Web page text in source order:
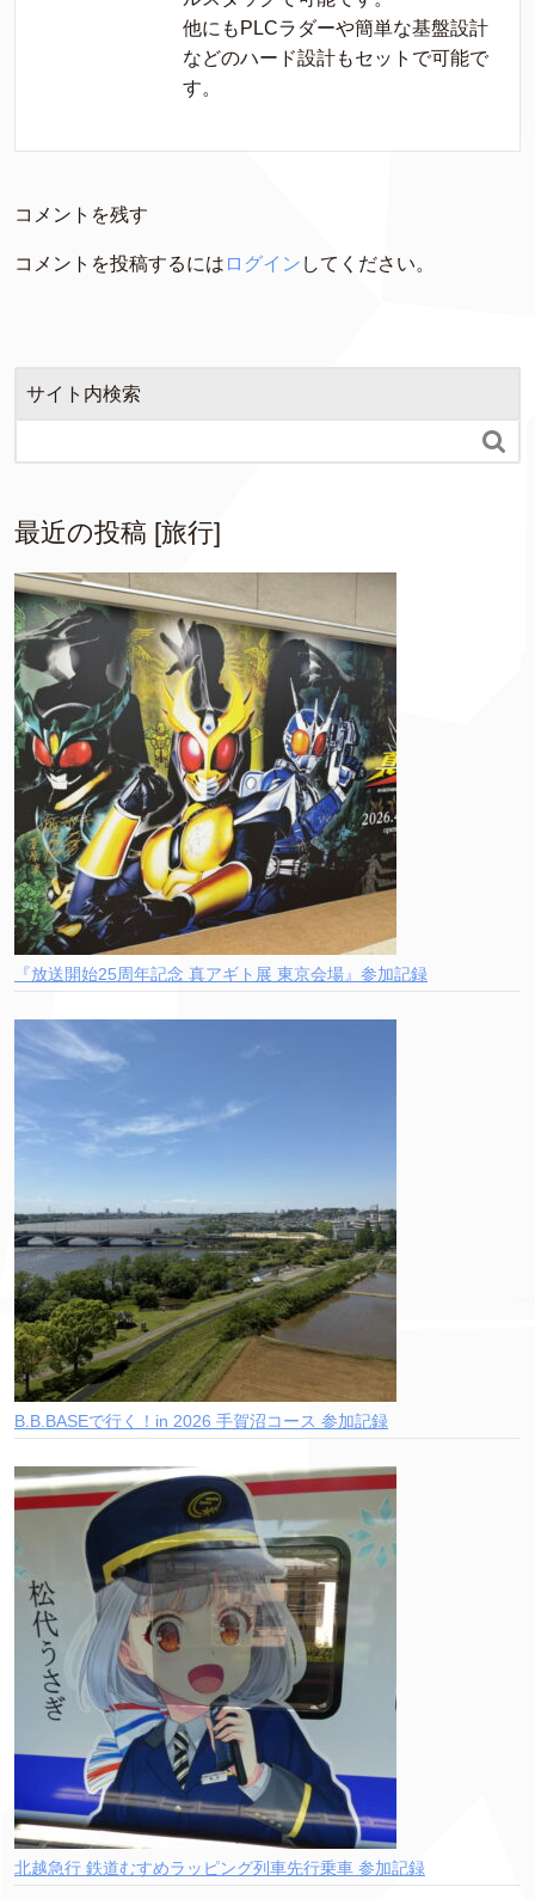
他にもPLCラダーや簡単な基盤設計
などのハード設計もセットで可能で
す。
コメントを残す
コメントを投稿するには ログイン してください。
サイト内検索

最近の投稿 [旅行]
『放送開始25周年記念 真アギト展 東京会場』参加記録
B.B.BASEで行く！in 2026 手賀沼コース 参加記録
北越急行 鉄道むすめラッピング列車先行乗車 参加記録